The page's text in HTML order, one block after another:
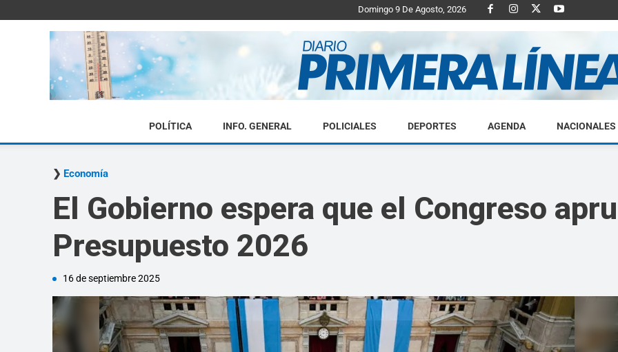
Domingo 9 De Agosto, 2026
Diario
Linea
POLÍTICA INFO. GENERAL POLICIALES DEPORTES AGENDA NACIONALES
Economía
El Gobierno espera que el Congreso
Presupuesto 2026
16 de septiembre 2025